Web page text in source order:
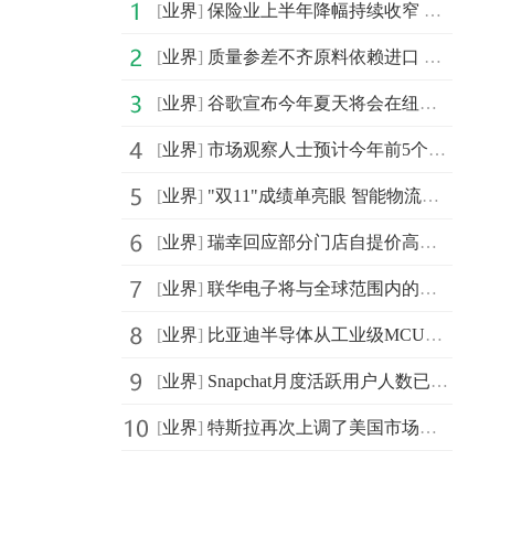
[业界] 保险业上半年降幅持续收窄 保费增速有望改善
[业界] 质量参差不齐原料依赖进口 化妆品行业难题怎么破？
[业界] 谷歌宣布今年夏天将会在纽约开设第一家实体零售商店Googl
[业界] 市场观察人士预计今年前5个月国内5G手机将出货超过1亿部
[业界] "双11"成绩单亮眼 智能物流骨干网还要面临更大的考验
[业界] 瑞幸回应部分门店自提价高于外送：可能不是同一门店
[业界] 联华电子将与全球范围内的多家客户携手 扩充12A厂产能
[业界] 比亚迪半导体从工业级MCU跨越延伸到车规级MCU
[业界] Snapchat月度活跃用户人数已达5亿人 达到新里程碑
[业界] 特斯拉再次上调了美国市场三款电动汽车的售价